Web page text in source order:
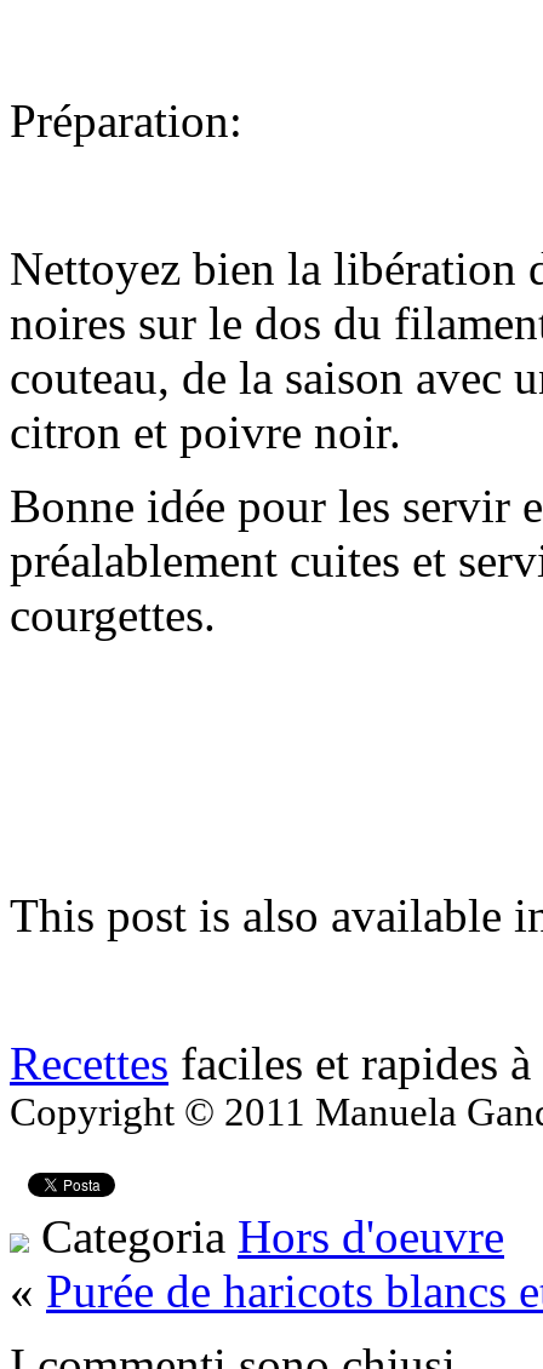
Préparation:
Nettoyez bien la libération
noires sur le dos du
couteau, de la saison avec
citron et poivre noir.
Bonne idée pour les servir
préalablement cuites et
courgettes.
This post is also available
Recettes faciles et rapides
Copyright © 2011 Manuela
Categoria Hors d'oeuvre
« Purée de haricots blancs